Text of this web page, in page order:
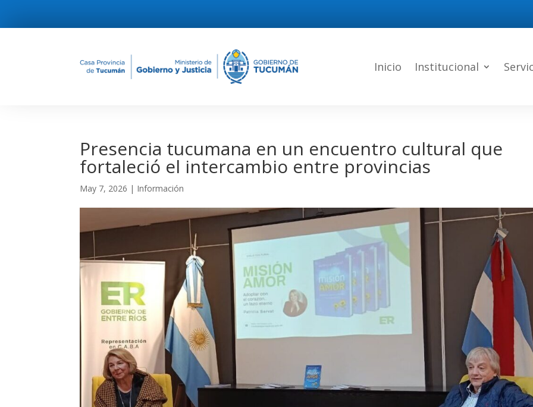
Inicio Institucional
Presencia tucumana en un encuentro cultural que
fortaleció el intercambio entre provincias
May 7, 2026 | Información